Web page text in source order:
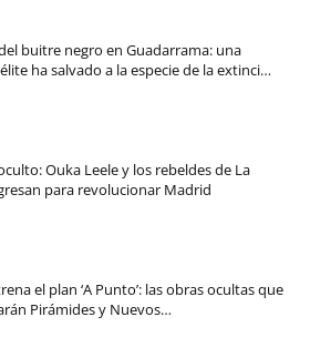
buitre negro en Guadarrama: una
ha salvado a la especie de la extinci…
Ouka Leele y los rebeldes de La
para revolucionar Madrid
el plan ‘A Punto’: las obras ocultas que
Pirámides y Nuevos…